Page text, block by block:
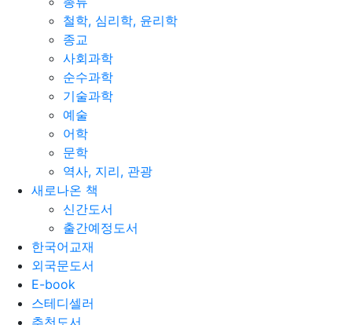
철학, 심리학, 윤리학
종교
사회과학
순수과학
기술과학
예술
어학
문학
역사, 지리, 관광
새로나온 책
신간도서
출간예정도서
한국어교재
외국문도서
E-book
스테디셀러
추천도서